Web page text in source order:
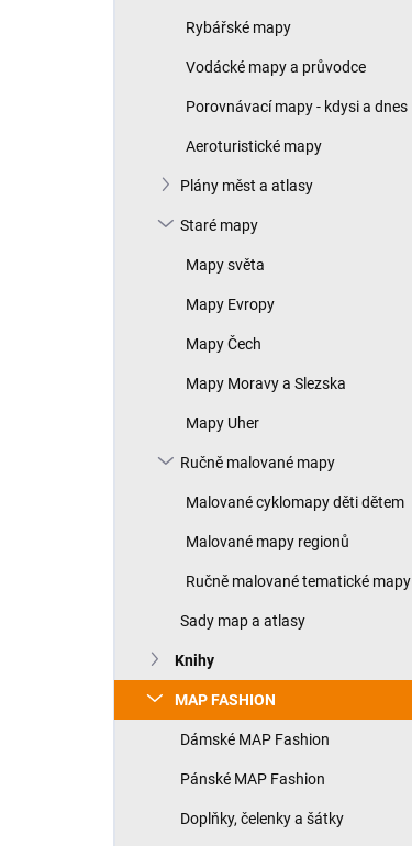
Rybářské mapy
Vodácké mapy a průvodce
Porovnávací mapy - kdysi a dnes
Aeroturistické mapy
Plány měst a atlasy
Staré mapy
Mapy světa
Mapy Evropy
Mapy Čech
Mapy Moravy a Slezska
Mapy Uher
Ručně malované mapy
Malované cyklomapy děti dětem
Malované mapy regionů
Ručně malované tematické mapy
Sady map a atlasy
Knihy
MAP FASHION
Dámské MAP Fashion
Pánské MAP Fashion
Doplňky, čelenky a šátky